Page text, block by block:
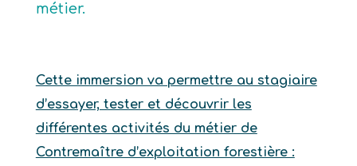
métier.
Cette immersion va permettre au stagiaire
d’essayer, tester et découvrir les
différentes activités du métier de
Contremaître d’exploitation forestière :